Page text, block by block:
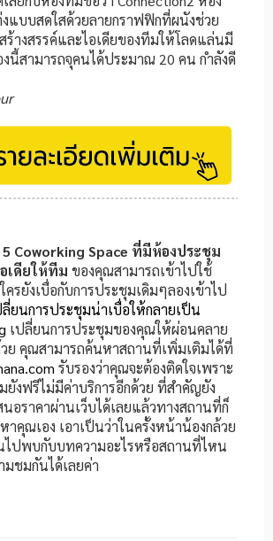
แบบสดใสด้วยลายกราฟฟิกที่ผนังช่วย
ร้างสรรค์และไอเดียของทีมให้โลดแล่นมี
นี้สามารถจุคนได้ประมาณ 20 คน กำลังดี
5 Coworking Space ที่มีห้องประชุม
เดียให้ทีม ของคุณสามารถเข้าไปใช้
รยังเบื่อกับการประชุมเดิมๆลองเข้าไป
ลี่ยนการประชุมน่าเบื่อให้กลายเป็น
เปลี่ยนการประชุมของคุณให้ผ่อนคลาย
ย คุณสามารถค้นหาสถานที่เพิ่มเติมได้ที่
รับรองว่าคุณจะต้องติดใจเพราะ
ยังฟรีไม่มีค่าบริการอีกด้วย ที่สำคัญยัง
อราคาผ่านเว็บได้เลยแล้วทางสถานที่ก็
าคุณเอง เอาเป็นว่าในครั้งหน้าน้องกล้วย
ปพบกับบทความอะไรหรือสถานที่ไหน
ชมกันได้เลยค่า